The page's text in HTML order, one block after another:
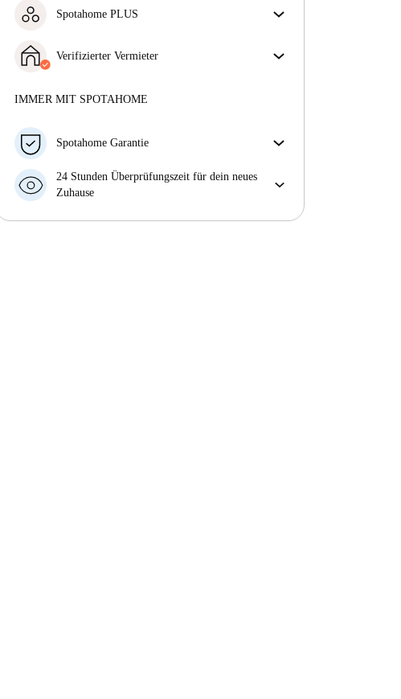
Mehr über die Verifizierung
– Miete und Betriebskosten in einem für ein
Spotahome PLUS
indem Zugang zu höchsten Sicherheitsstandards und
zusätzlicher Unterstützung während der Mietdauer
Verifizierter Vermieter
Mehr über diesen Vermieter
IMMER MIT SPOTAHOME
Spotahome Garantie
Falls der Vermieter deine Buchung kurzfristig
storniert, werden wir dir entweder A) ein Hotel
finden oder B) den gezahlten Betrag vollständig
24 Stunden Überprüfungszeit für dein neues
Zuhause